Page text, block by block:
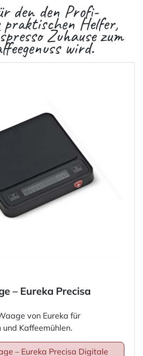
den den Profi-
Helfer,
Zuhause zum
wird.
– Eureka Precisa
von Eureka für
Kaffeemühlen.
– Eureka Precisa Digitale